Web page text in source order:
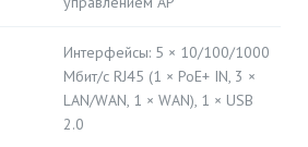
Интерфейсы: 5 × 10/100/1000
Мбит/с RJ45 (1 × PoE+ IN, 3 ×
LAN/WAN, 1 × WAN), 1 × USB
2.0